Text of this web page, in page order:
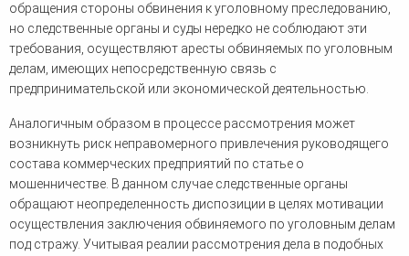
обращения стороны обвинения к уголовному преследованию,
но следственные органы и суды нередко не соблюдают эти
требования, осуществляют аресты обвиняемых по уголовным
делам, имеющих непосредственную связь с
предпринимательской или экономической деятельностью.
Аналогичным образом в процессе рассмотрения может
возникнуть риск неправомерного привлечения руководящего
состава коммерческих предприятий по статье о
мошенничестве. В данном случае следственные органы
обращают неопределенность диспозиции в целях мотивации
осуществления заключения обвиняемого по уголовным делам
под стражу. Учитывая реалии рассмотрения дела в подобных